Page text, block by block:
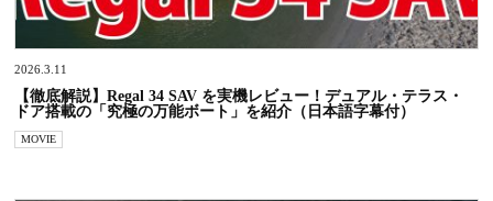
2026.3.11
【徹底解説】Regal 34 SAV を実機レビュー！デュアル・テラス・
ドア搭載の「究極の万能ボート」を紹介（日本語字幕付）
MOVIE